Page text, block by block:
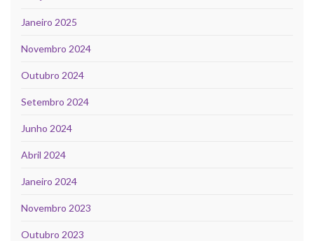
Janeiro 2025
Novembro 2024
Outubro 2024
Setembro 2024
Junho 2024
Abril 2024
Janeiro 2024
Novembro 2023
Outubro 2023